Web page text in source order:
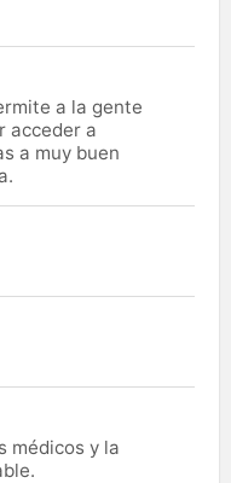
a la gente
acceder a
a muy buen
médicos y la